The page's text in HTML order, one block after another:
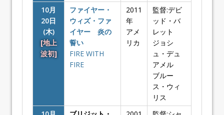
10月
20日
(木)
[地上
波初]
ファイヤー・
ウィズ・ファ
イヤー 炎の
誓い
FIRE WITH
FIRE
2011
年
アメ
リカ
監督:デビ
ッド・バ
レット
ジョシ
ュ・デュ
アメル
ブルー
ス・ウィ
リス